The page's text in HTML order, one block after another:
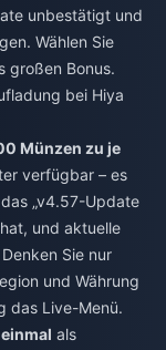
unbestätigt und
Wählen Sie
großen Bonus.
bei Hiya
Münzen zu je
verfügbar – es
„v4.57-Update
und aktuelle
Sie nur
und Währung
das Live-Menü.
einmal als